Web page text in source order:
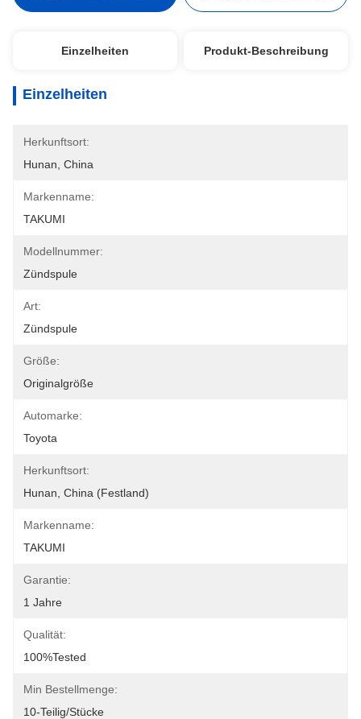
Einzelheiten Produkt-Beschreibung
Einzelheiten
Herkunftsort:
Hunan, China
Markenname:
TAKUMI
Modellnummer:
Zündspule
Art:
Zündspule
Größe:
Originalgröße
Automarke:
Toyota
Herkunftsort:
Hunan, China (Festland)
Markenname:
TAKUMI
Garantie:
1 Jahre
Qualität:
100%Tested
Min Bestellmenge:
10-Teilig/Stücke